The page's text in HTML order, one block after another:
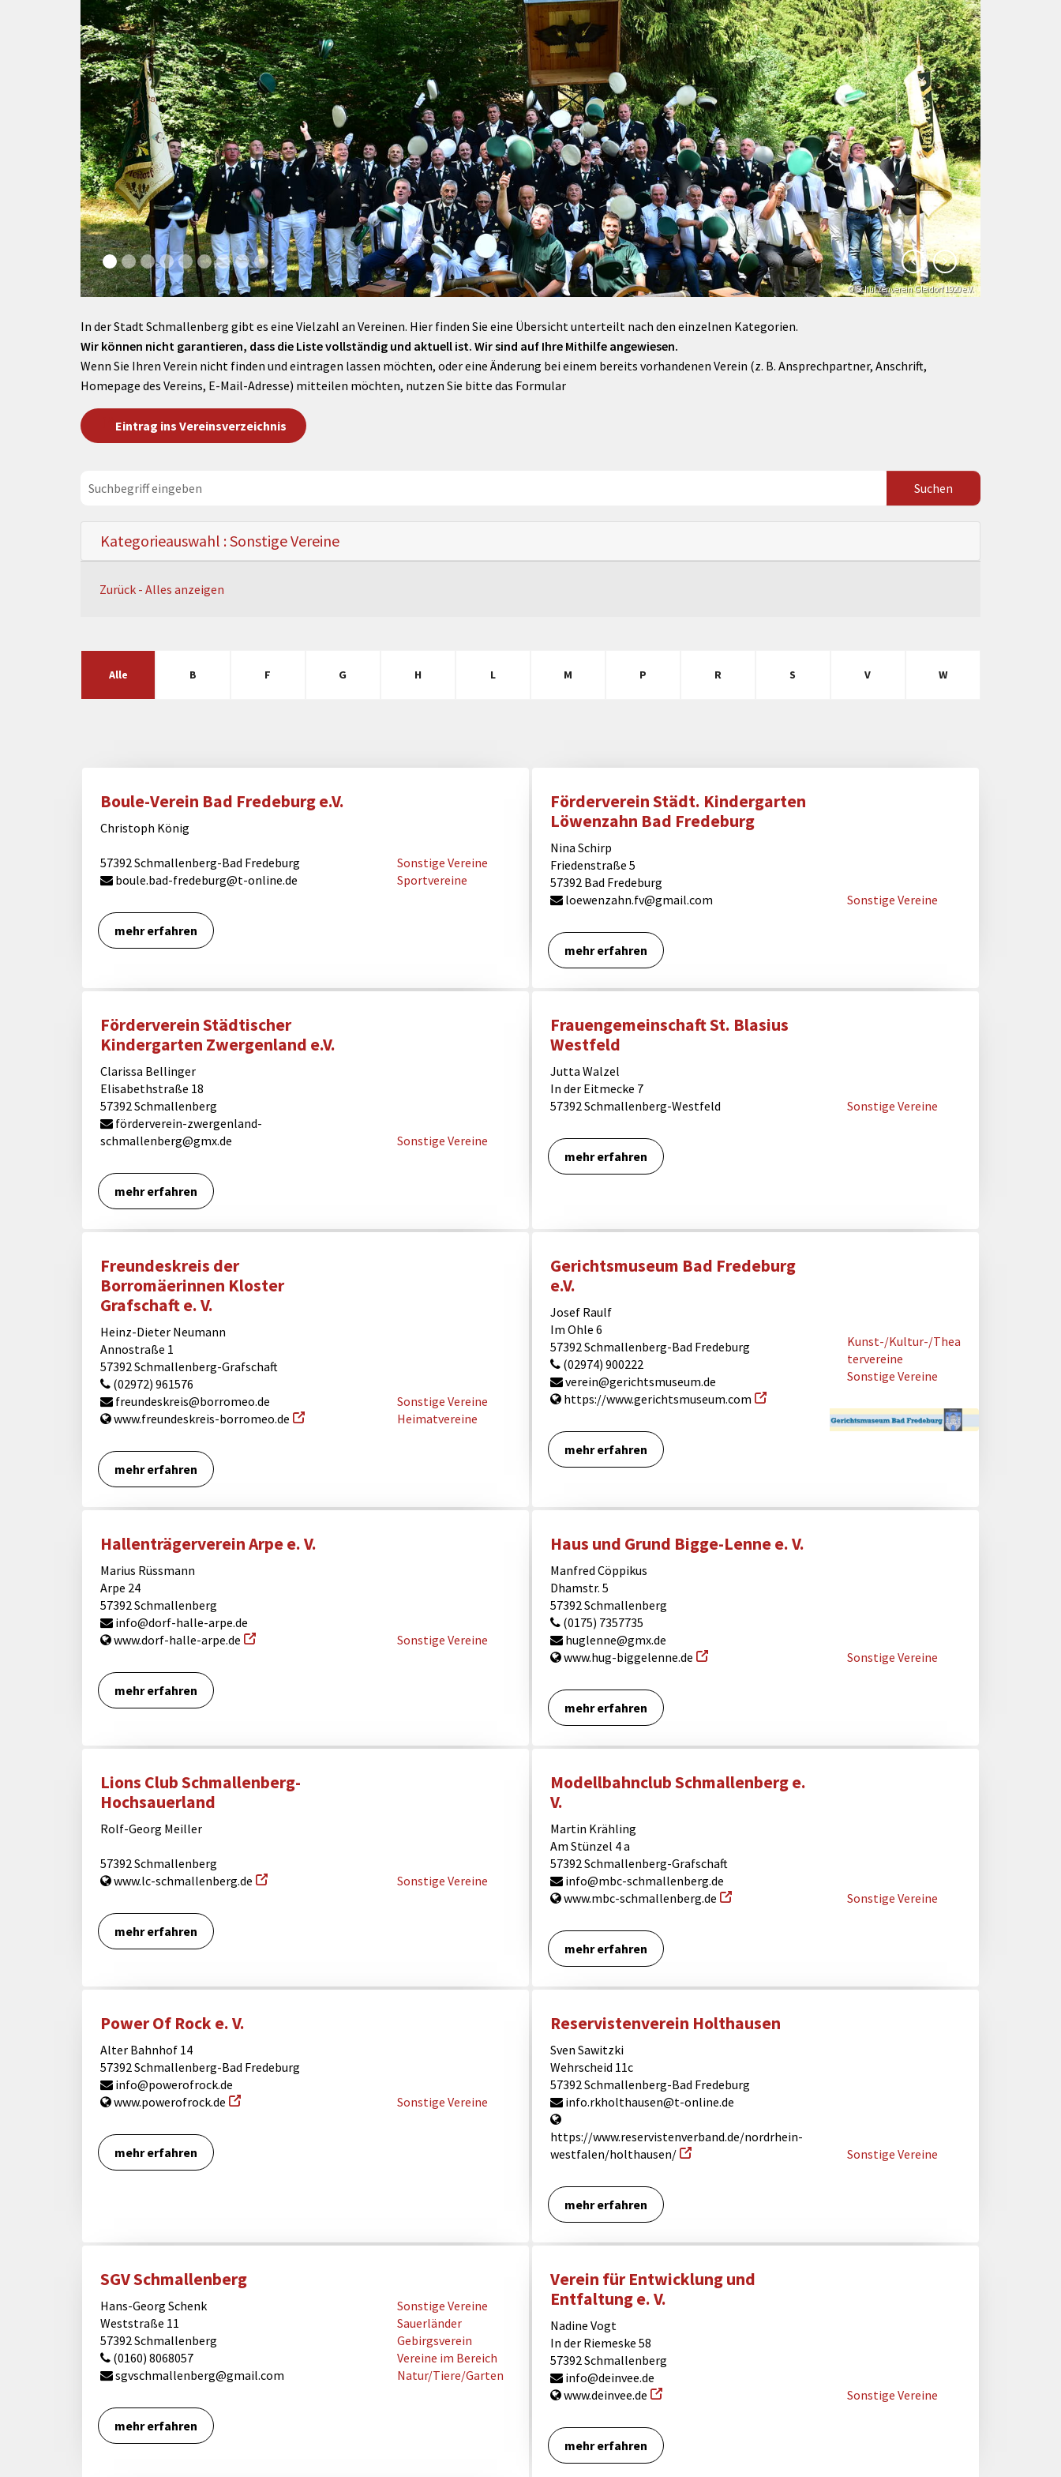
Dienstleistungen
Kontaktpersonen
Steuern &
Gebühren
Ausschreibungen
Jugend gestaltet
Schmallenberg
Netzwerk
Kinderschutz
Maßnahmen zur
Barrierefreiheit
Unterstützung
Brand-, Katastrophen-
und
Bevölkerungsschutz
Förderungen von Bund und Land
Wald & Forst
© Klaus-Peter Kappest
In der Stadt Schmallenberg gibt es eine Vielzahl an Vereinen. Hier finden Sie eine Übersicht unterteilt nach den einzelnen Kategorien.
Wir können nicht garantieren, dass die Liste vollständig und aktuell ist. Wir sind auf Ihre Mithilfe angewiesen.
Wenn Sie Ihren Verein nicht finden und eintragen lassen möchten, oder eine Änderung bei einem bereits vorhandenen Verein (z. B. Ansprechpartner, Anschrift,
Homepage des Vereins, E-Mail-Adresse) mitteilen möchten, nutzen Sie bitte das Formular
Eintrag ins Vereinsverzeichnis
Kategorieauswahl : Sonstige Vereine
Zurück - Alles anzeigen
Alle B F G H L M P R S V W
Boule-Verein Bad Fredeburg e.V.
Christoph König
57392 Schmallenberg-Bad Fredeburg
boule.bad-fredeburg@t-online.de
Sonstige Vereine
Sportvereine
mehr erfahren
Förderverein Städt. Kindergarten
Löwenzahn Bad Fredeburg
Nina Schirp
Friedenstraße 5
57392 Bad Fredeburg
loewenzahn.fv@gmail.com
Sonstige Vereine
mehr erfahren
Förderverein Städtischer
Kindergarten Zwergenland e.V.
Clarissa Bellinger
Elisabethstraße 18
57392 Schmallenberg
förderverein-zwergenland-
schmallenberg@gmx.de
Sonstige Vereine
mehr erfahren
Frauengemeinschaft St. Blasius
Westfeld
Jutta Walzel
In der Eitmecke 7
57392 Schmallenberg-Westfeld
Sonstige Vereine
mehr erfahren
Freundeskreis der
Borromäerinnen Kloster
Grafschaft e. V.
Heinz-Dieter Neumann
Annostraße 1
57392 Schmallenberg-Grafschaft
(02972) 961576
freundeskreis@borromeo.de
www.freundeskreis-borromeo.de
Sonstige Vereine
Heimatvereine
mehr erfahren
Gerichtsmuseum Bad Fredeburg
e.V.
Josef Raulf
Im Ohle 6
57392 Schmallenberg-Bad Fredeburg
(02974) 900222
verein@gerichtsmuseum.de
https://www.gerichtsmuseum.com
Kunst-/Kultur-/Thea
tervereine
Sonstige Vereine
mehr erfahren
Hallenträgerverein Arpe e. V.
Marius Rüssmann
Arpe 24
57392 Schmallenberg
info@dorf-halle-arpe.de
www.dorf-halle-arpe.de
Sonstige Vereine
mehr erfahren
Haus und Grund Bigge-Lenne e. V.
Manfred Cöppikus
Dhamstr. 5
57392 Schmallenberg
(0175) 7357735
huglenne@gmx.de
www.hug-biggelenne.de
Sonstige Vereine
mehr erfahren
Lions Club Schmallenberg-
Hochsauerland
Rolf-Georg Meiller
57392 Schmallenberg
www.lc-schmallenberg.de
Sonstige Vereine
mehr erfahren
Modellbahnclub Schmallenberg e.
V.
Martin Krähling
Am Stünzel 4 a
57392 Schmallenberg-Grafschaft
info@mbc-schmallenberg.de
www.mbc-schmallenberg.de
Sonstige Vereine
mehr erfahren
Power Of Rock e. V.
Alter Bahnhof 14
57392 Schmallenberg-Bad Fredeburg
info@powerofrock.de
www.powerofrock.de
Sonstige Vereine
mehr erfahren
Reservistenverein Holthausen
Sven Sawitzki
Wehrscheid 11c
57392 Schmallenberg-Bad Fredeburg
info.rkholthausen@t-online.de
https://www.reservistenverband.de/nordrhein-
westfalen/holthausen/
Sonstige Vereine
mehr erfahren
SGV Schmallenberg
Hans-Georg Schenk
Weststraße 11
57392 Schmallenberg
(0160) 8068057
sgvschmallenberg@gmail.com
Sonstige Vereine
Sauerländer
Gebirgsverein
Vereine im Bereich
Natur/Tiere/Garten
mehr erfahren
Verein für Entwicklung und
Entfaltung e. V.
Nadine Vogt
In der Riemeske 58
57392 Schmallenberg
info@deinvee.de
www.deinvee.de
Sonstige Vereine
mehr erfahren